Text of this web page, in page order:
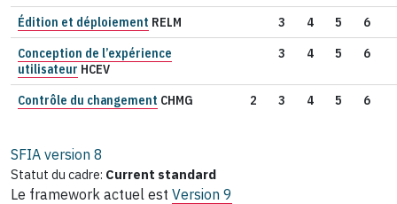
Édition et déploiement RELM 3 4 5
6
Conception de l’expérience
utilisateur HCEV
3 4 5 6
Contrôle du changement CHMG 2 3 4 5 6
SFIA version 8
Statut du cadre: Current standard
Le framework actuel est Version 9